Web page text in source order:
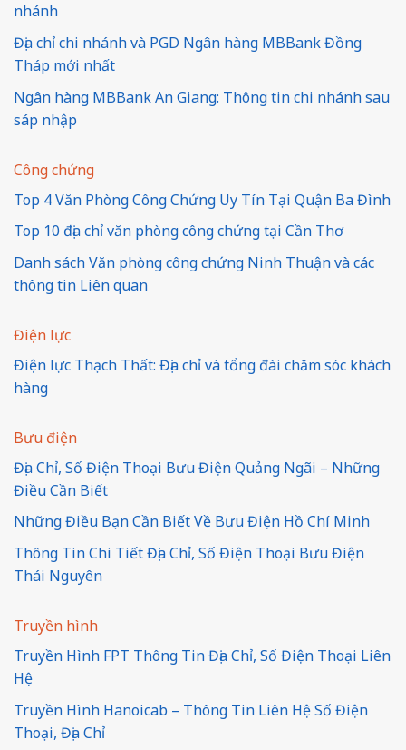
nhánh
Địa chỉ chi nhánh và PGD Ngân hàng MBBank Đồng
Tháp mới nhất
Ngân hàng MBBank An Giang: Thông tin chi nhánh sau
sáp nhập
Công chứng
Top 4 Văn Phòng Công Chứng Uy Tín Tại Quận Ba Đình
Top 10 địa chỉ văn phòng công chứng tại Cần Thơ
Danh sách Văn phòng công chứng Ninh Thuận và các
thông tin Liên quan
Điện lực
Điện lực Thạch Thất: Địa chỉ và tổng đài chăm sóc khách
hàng
Bưu điện
Địa Chỉ, Số Điện Thoại Bưu Điện Quảng Ngãi – Những
Điều Cần Biết
Những Điều Bạn Cần Biết Về Bưu Điện Hồ Chí Minh
Thông Tin Chi Tiết Địa Chỉ, Số Điện Thoại Bưu Điện
Thái Nguyên
Truyền hình
Truyền Hình FPT Thông Tin Địa Chỉ, Số Điện Thoại Liên
Hệ
Truyền Hình Hanoicab – Thông Tin Liên Hệ Số Điện
Thoại, Địa Chỉ